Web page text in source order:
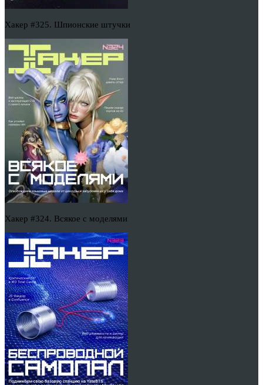
Хакер #325. Шпионские штучки
Хакер #324. Всякое с моделями